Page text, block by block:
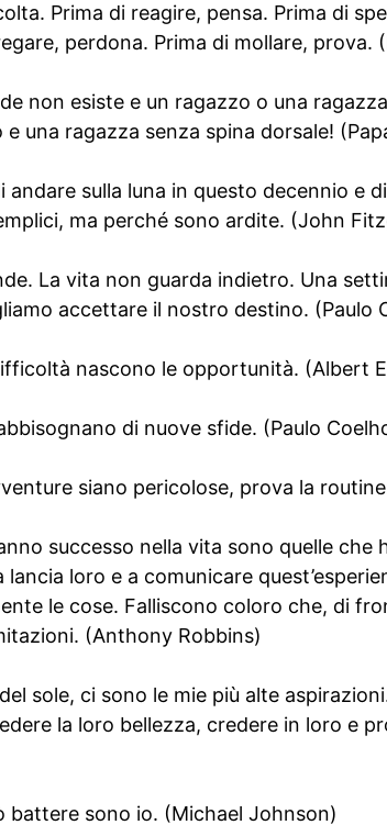
Prima di reagire, pensa. Prima di
perdona. Prima di mollare, prova.
non esiste e un ragazzo o una
una ragazza senza spina dorsale!
andare sulla luna in questo decennio e
ma perché sono ardite. (John
La vita non guarda indietro. Una
accettare il nostro destino. (Paulo
nascono le opportunità. (Albert
di nuove sfide. (Paulo
siano pericolose, prova la
successo nella vita sono quelle
lancia loro e a comunicare
le cose. Falliscono coloro che, di
(Anthony Robbins)
sole, ci sono le mie più alte
la loro bellezza, credere in loro e
battere sono io. (Michael Johnson)